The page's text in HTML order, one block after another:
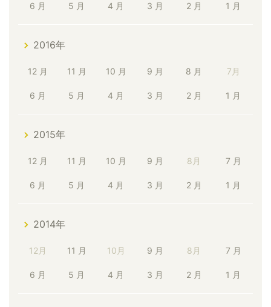
6 月 5 月 4 月 3 月 2 月 1 月
2016年
12 月 11 月 10 月 9 月 8 月 7月
6 月 5 月 4 月 3 月 2 月 1 月
2015年
12 月 11 月 10 月 9 月 8月 7 月
6 月 5 月 4 月 3 月 2 月 1 月
2014年
12月 11 月 10月 9 月 8月 7 月
6 月 5 月 4 月 3 月 2 月 1 月